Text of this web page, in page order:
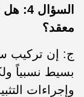
معقد؟
ج: إن تركيب
بسيط نسبياً
وإجراءات